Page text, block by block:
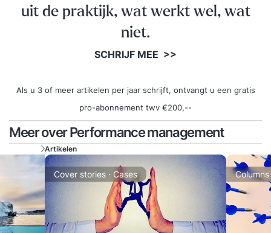
uit de praktijk, wat werkt wel, wat
niet.
SCHRIJF MEE >>
Als u 3 of meer artikelen per jaar schrijft, ontvangt u een gratis
pro-abonnement twv €200,--
Meer over Performance management
Artikelen
Cover stories · Cases Columns